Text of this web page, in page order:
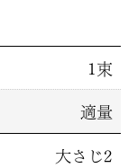
1束
適量
大さじ2